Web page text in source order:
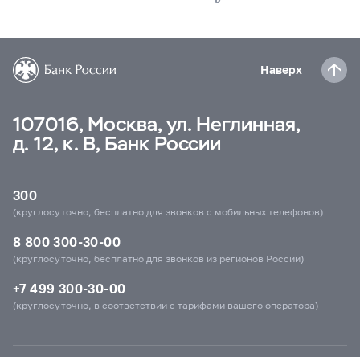
Наверх
107016, Москва, ул. Неглинная,
д. 12, к. В, Банк России
300
(круглосуточно, бесплатно для звонков с мобильных телефонов)
8 800 300-30-00
(круглосуточно, бесплатно для звонков из регионов России)
+7 499 300-30-00
(круглосуточно, в соответствии с тарифами вашего оператора)